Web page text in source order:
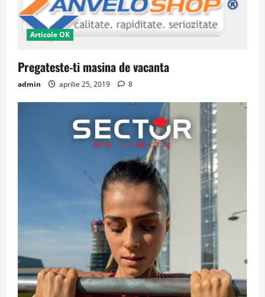
Articole OK
Pregateste-ti masina de vacanta
admin aprilie 25, 2019 8